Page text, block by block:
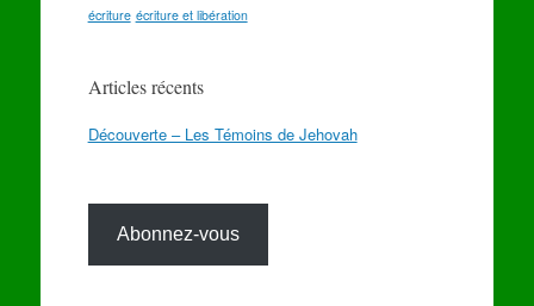
écriture écriture et libération
Articles récents
Découverte – Les Témoins de Jehovah
Abonnez-vous